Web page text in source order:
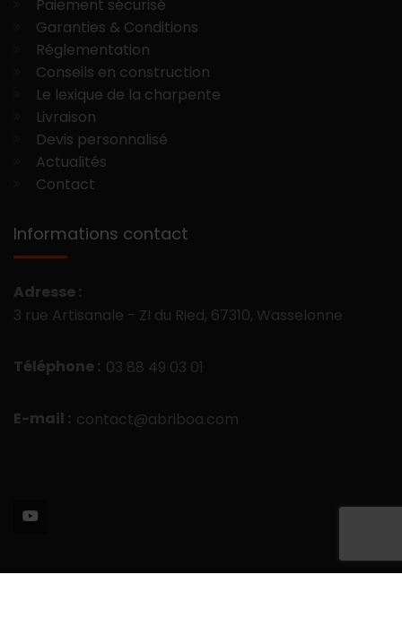
Paiement sécurisé
Garanties & Conditions
Réglementation
Conseils en construction
Le lexique de la charpente
Livraison
Devis personnalisé
Actualités
Contact
Informations contact
Adresse :
3 rue Artisanale - ZI du Ried, 67310, Wasselonne
Téléphone : 03 88 49 03 01
E-mail : contact@abriboa.com